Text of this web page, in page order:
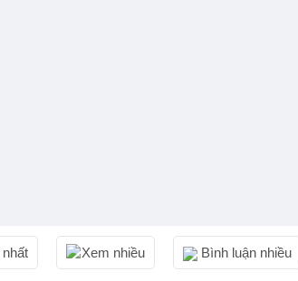
Xem nhiều Bình luận nhiều